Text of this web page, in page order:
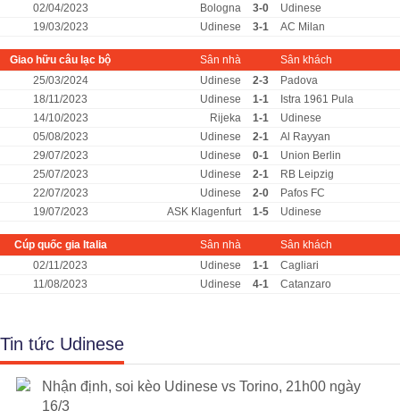
02/04/2023
Bologna 3-0
Udinese
19/03/2023
Udinese 3-1 AC Milan
Giao hữu câu lạc bộ Sân nhà
Sân khách
25/03/2024
Udinese 2-3
Padova
18/11/2023
Udinese 1-1
Istra 1961 Pula
14/10/2023
Rijeka 1-1
Udinese
05/08/2023
Udinese 2-1
Al Rayyan
29/07/2023
Udinese 0-1
Union Berlin
25/07/2023
Udinese 2-1
RB Leipzig
22/07/2023
Udinese 2-0
Pafos FC
19/07/2023
ASK Klagenfurt 1-5 Udinese
Cúp quốc gia Italia Sân nhà
Sân khách
02/11/2023
Udinese 1-1
Cagliari
11/08/2023
Udinese 4-1 Catanzaro
Tin tức Udinese
Nhận định, soi kèo Udinese vs Torino, 21h00 ngày
16/3